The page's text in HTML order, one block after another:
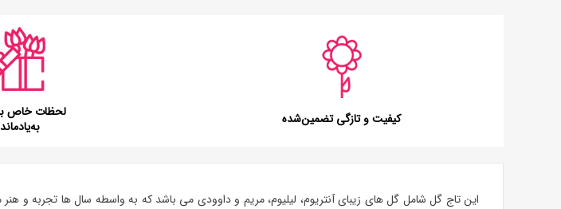
کیفیت و تازگی تضمین‌شده
لحظات خاص
این تاج گل شامل گل های زیبایآنتریوم، لیلیوم، مریم و داوودی می باشد که به واسطه سال ها تجربه و